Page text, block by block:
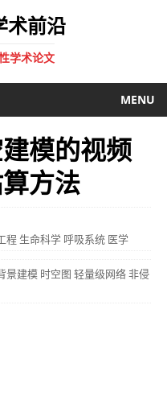
术前沿
学术论文
MENU
模的视频
方法
程 生命科学 呼吸系统 医学
景建模 时空图 轻量级网络非侵